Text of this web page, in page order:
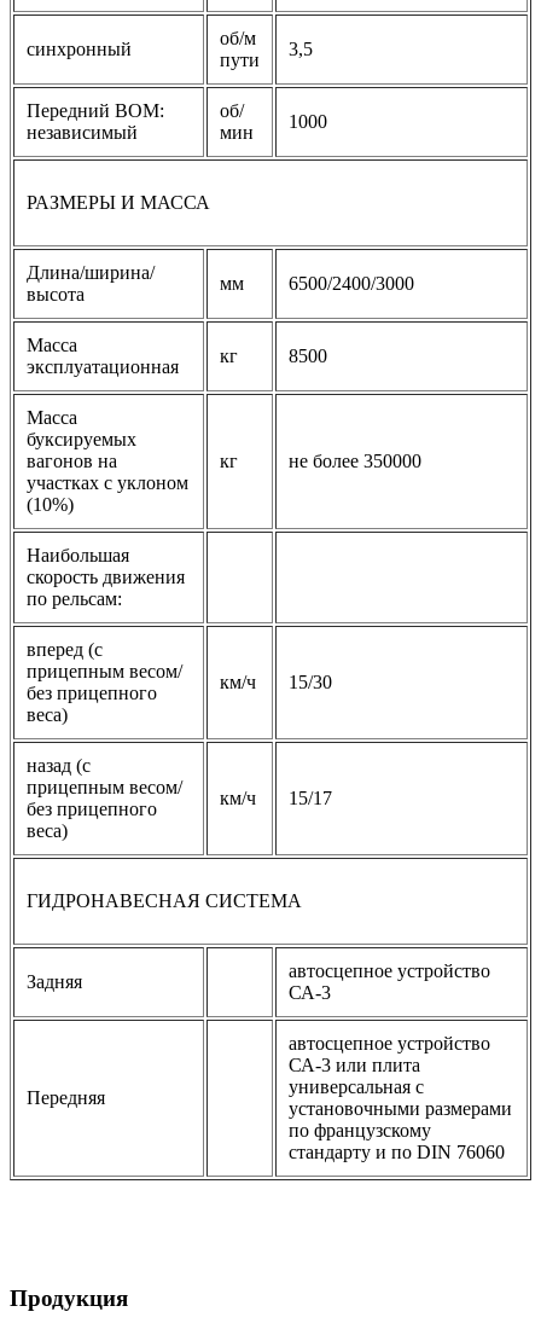
синхронный
об/м
пути
3,5
Передний ВОМ:
независимый
об/
мин
1000
РАЗМЕРЫ И МАССА
Длина/ширина/
высота
мм 6500/2400/3000
Масса
эксплуатационная
кг 8500
Масса
буксируемых
вагонов на
участках с уклоном
(10%)
кг не более 350000
Наибольшая
скорость движения
по рельсам:
вперед (с
прицепным весом/
без прицепного
веса)
км/ч 15/30
назад (с
прицепным весом/
без прицепного
веса)
км/ч 15/17
ГИДРОНАВЕСНАЯ СИСТЕМА
Задняя
автосцепное устройство
СА-3
Передняя
автосцепное устройство
СА-3 или плита
универсальная с
установочными размерами
по французскому
стандарту и по DIN 76060
Продукция